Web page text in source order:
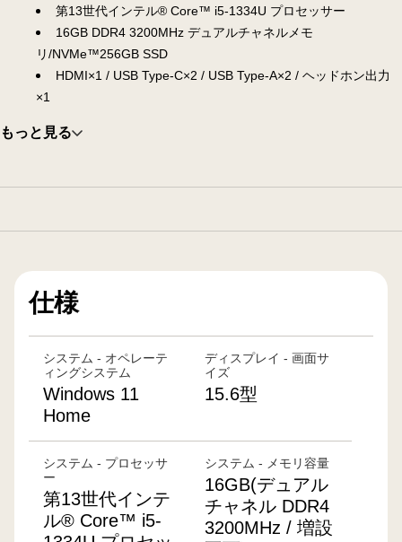
第13世代インテル® Core™ i5-1334U プロセッサー
16GB DDR4 3200MHz デュアルチャネルメモ
リ/NVMe™256GB SSD
HDMI×1 / USB Type-C×2 / USB Type-A×2 / ヘッドホン出力
×1
もっと見る
仕様
システム - オペレーテ
ィングシステム
Windows 11
Home
ディスプレイ - 画面サ
イズ
15.6型
システム - プロセッサ
ー
第13世代インテ
ル® Core™ i5-
システム - メモリ容量
16GB(デュアル
チャネル DDR4
3200MHz / 増設